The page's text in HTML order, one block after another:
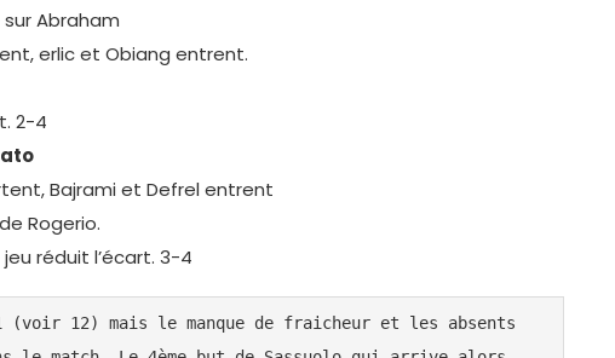
Abraham
erlic et Obiang entrent.
2-4
Bajrami et Defrel entrent
Rogerio.
réduit l’écart. 3-4
(voir 12) mais le manque de fraicheur et les absents